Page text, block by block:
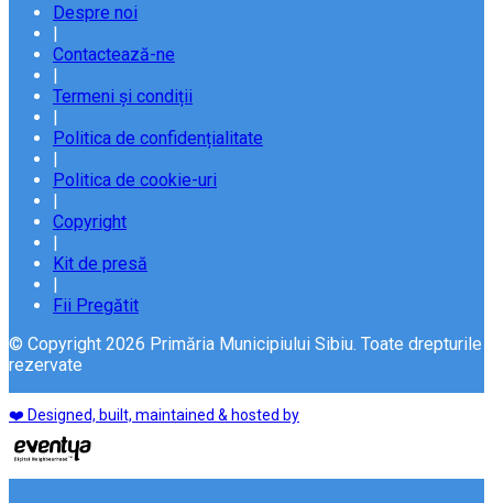
Despre noi
Contactează-ne
Termeni și condiții
Politica de confidențialitate
Politica de cookie-uri
Copyright
Kit de presă
Fii Pregătit
© Copyright 2026 Primăria Municipiului Sibiu. Toate drepturile
rezervate
❤️ Designed, built, maintained & hosted by